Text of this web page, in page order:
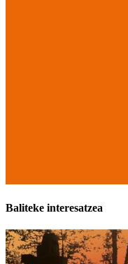
Baliteke interesatzea